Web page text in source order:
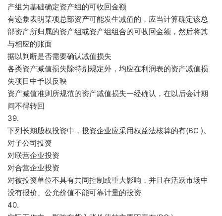
产组为基础确定资产组的可收回金额
有迹象表明某项总部资产可能发生减值的，应当计算确定该总
部资产所归属的资产组或资产组组合的可收回金额，然后将其
与相应的账面
据以判断是否需要确认减值损失
各类资产减值损失除特别规定外，均应在利润表的资产减值损
失项目中予以反映
资产减值准则所规范的资产减值损失一经确认，在以后会计期
间不得转回
39.
下列长期股权投资中，投资企业应采用权益法核算的有(BC )。
对子公司投资
对联营企业投资
对合营企业投资
对被投资单位不具有共同控制或重大影响，并且在活跃市场中
没有报价、公允价值不能可靠计量的投资
40.